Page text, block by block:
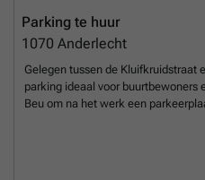
Parking te huur
1070 Anderlecht
Gelegen tussen de Kluifkruidstraat
parking ideaal voor buurtbewoners
Beu om na het werk een
beperkt. U kunt uw parkeerplaats